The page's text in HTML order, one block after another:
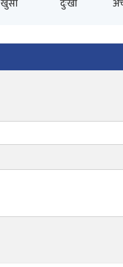
खुसी दुःखी